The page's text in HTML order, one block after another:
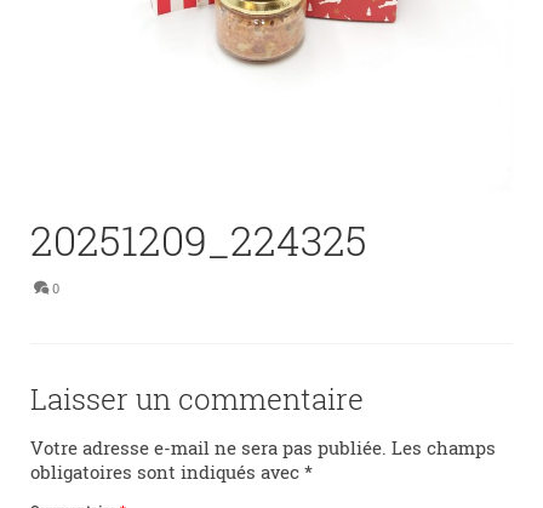
20251209_224325
0
Laisser un commentaire
Votre adresse e-mail ne sera pas publiée. Les champs
obligatoires sont indiqués avec *